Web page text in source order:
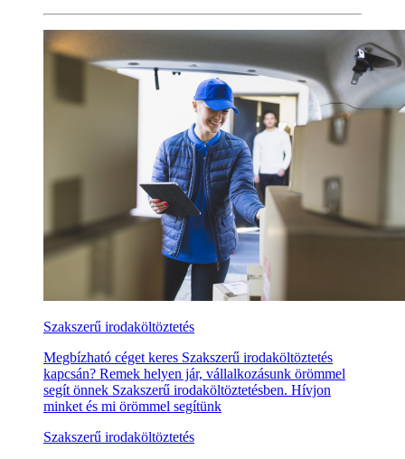
Szakszerű irodaköltöztetés
Megbízható céget keres Szakszerű irodaköltöztetés
kapcsán? Remek helyen jár, vállalkozásunk örömmel
segít önnek Szakszerű irodaköltöztetésben. Hívjon
minket és mi örömmel segítünk
Szakszerű irodaköltöztetés